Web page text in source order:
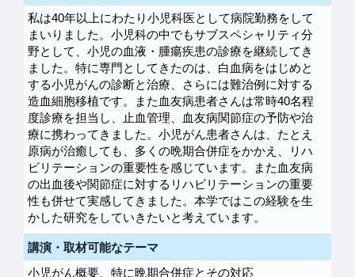
私は40年以上にわたり小児科医として病院勤務をして
まいりました。小児科の中でもサブスペシャリティ分
野として、小児の血液・腫瘍疾患の診療を継続してき
ました。特に専門としてきたのは、白血病をはじめと
する小児がんの診断と治療、さらには難治例に対する
造血細胞移植です。また血友病患者さんは常時40名程
度診療を担当し、止血管理、血友病関節症の予防や治
療に携わってきました。小児がん患者さんは、たとえ
原病が治癒しても、多くの晩期合併症をかかえ、リハ
ビリテーションの重要性を感じています。また血友病
の出血後や関節症に対するリハビリテーションの重要
性も併せて実感してきました。本学ではこの経験を生
かした研究をしていきたいと考えています。
講演・取材可能なテーマ
小児がん概要、特に晩期合併症とその対応